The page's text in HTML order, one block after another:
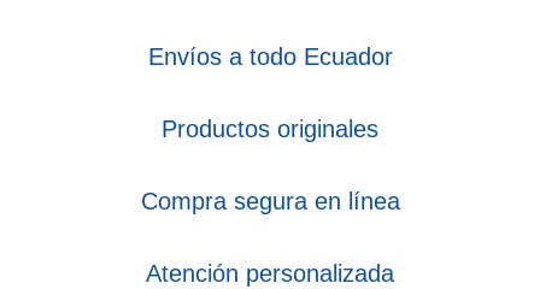
Envíos a todo Ecuador
Productos originales
Compra segura en línea
Atención personalizada